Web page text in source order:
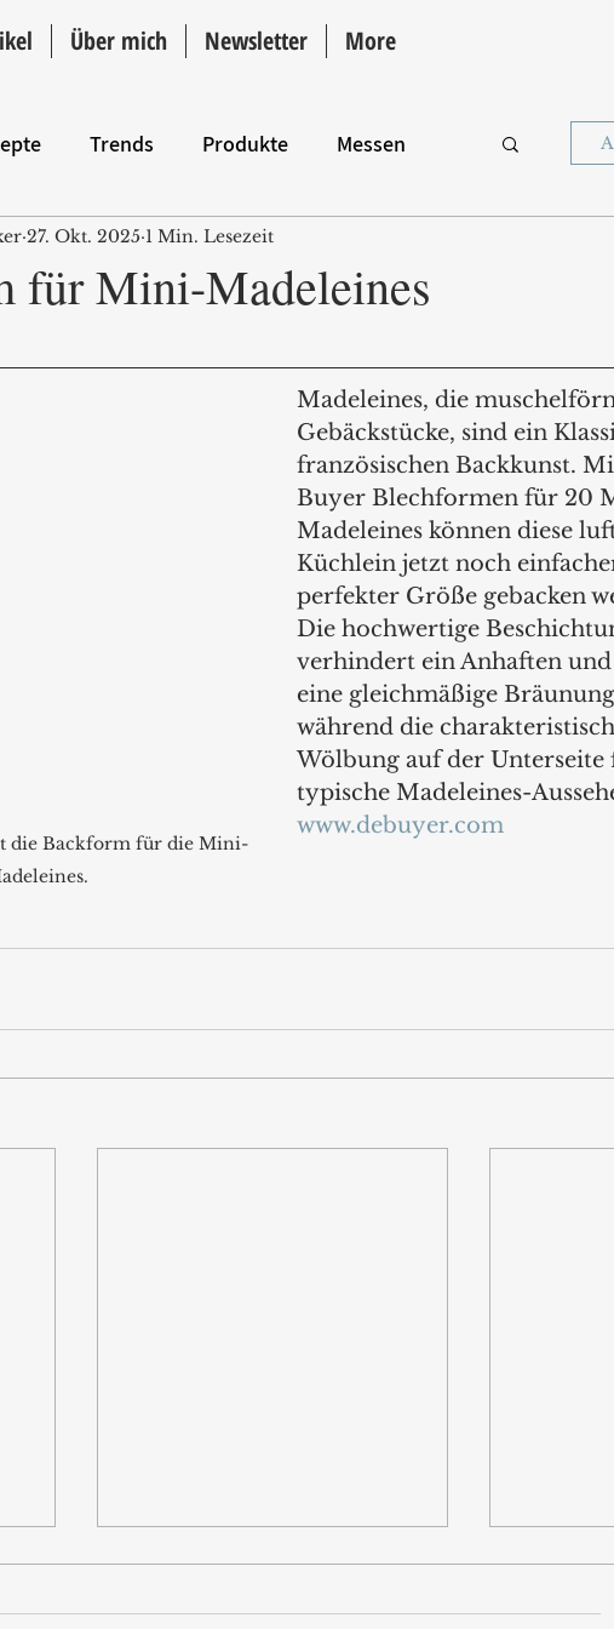
Über mich Newsletter More
Trends Produkte Messen
Intro
für Mini-Madeleines
27. Okt. 2025 1 Min. Lesezeit
die Backform für die Mini-
Madeleines, die
Gebäckstücke, sind ein
französischen Backkunst.
Buyer Blechformen für 20
Madeleines können diese
Küchlein jetzt noch
perfekter Größe gebacken
Die hochwertige
verhindert ein Anhaften
eine gleichmäßige
während die
Wölbung auf der Unterseite
typische Madeleines-
www.debuyer.com